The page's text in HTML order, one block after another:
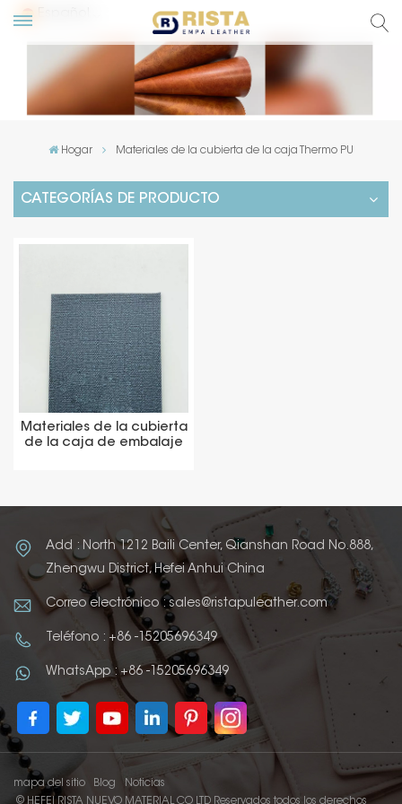
Hogar Materiales de la cubierta de la caja Thermo PU
CATEGORÍAS DE PRODUCTO
Materiales de la cubierta
de la caja de embalaje
Add : North 1212 Baili Center, Qianshan Road No.888,
Zhengwu District, Hefei Anhui China
Correo electrónico : sales@ristapuleather.com
Teléfono : +86 -15205696349
WhatsApp : +86 -15205696349
mapa del sitio Blog
Noticias
© HEFEI RISTA NUEVO MATERIAL CO LTD Reservados todos los derechos